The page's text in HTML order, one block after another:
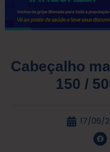
Cabeçalho
150 /
17/06/